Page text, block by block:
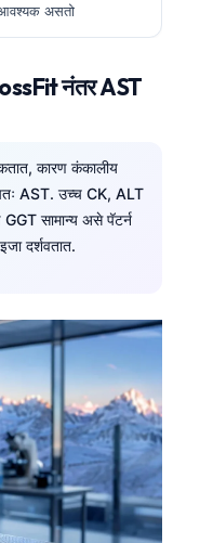
आवश्यक असतो
नंतर AST
कारण कंकालीय
AST. उच्च CK, ALT
GGT सामान्य असे पॅटर्न
दर्शवतात.